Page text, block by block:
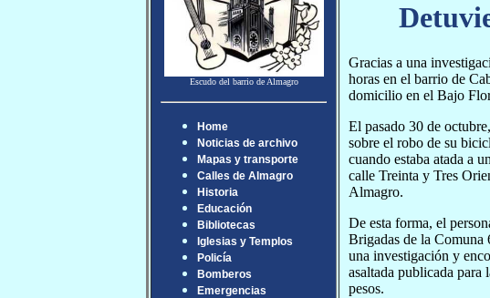
Escudo del barrio de Almagro
Home
Noticias de archivo
Mapas y transporte
Calles de Almagro
Historia
Educación
Bibliotecas
Iglesias y Templos
Policía
Bomberos
Emergencias
Gracias a una
horas en el barrio de
domicilio en el Bajo
El pasado 30 de
sobre el robo de su
cuando estaba atada a
calle Treinta y Tres
Almagro.
De esta forma, el
Brigadas de la
una investigación y
asaltada publicada
pesos.